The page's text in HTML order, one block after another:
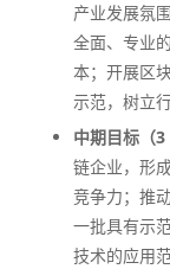
产业发展氛
全面、专业
本；开展区
示范，树立
中期目标（3
链企业，形
竞争力；推
一批具有示
技术的应用